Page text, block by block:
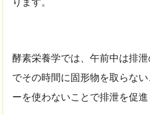
酵素栄養学では、午前中は排
でその時間に固形物を取らな
ーを使わないことで排泄を促進